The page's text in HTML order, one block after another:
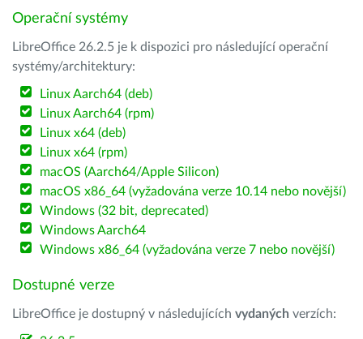
Operační systémy
LibreOffice 26.2.5 je k dispozici pro následující operační
systémy/architektury:
Linux Aarch64 (deb)
Linux Aarch64 (rpm)
Linux x64 (deb)
Linux x64 (rpm)
macOS (Aarch64/Apple Silicon)
macOS x86_64 (vyžadována verze 10.14 nebo novější)
Windows (32 bit, deprecated)
Windows Aarch64
Windows x86_64 (vyžadována verze 7 nebo novější)
Dostupné verze
LibreOffice je dostupný v následujících vydaných verzích: